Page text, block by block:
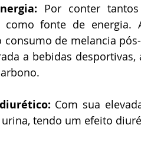
Por conter
como fonte de energia.
consumo de melancia
a bebidas
Com sua
tendo um efeito